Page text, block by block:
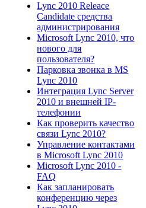
Lync 2010 Releace
Candidate средства
администрирования
Microsoft Lync 2010, что
нового для
пользователя?
Парковка звонка в MS
Lync 2010
Интеграция Lync Server
2010 и внешней IP-
телефонии
Как проверить качество
связи Lync 2010?
Управление контактами
в Microsoft Lync 2010
Microsoft Lync 2010 -
FAQ
Как запланировать
конференцию через